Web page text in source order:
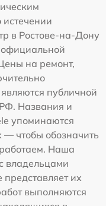
в Ростове-на-Дону
официальной
на ремонт,
публичной
Названия и
упоминаются
чтобы обозначить
Наша
владельцами
их
выполняются